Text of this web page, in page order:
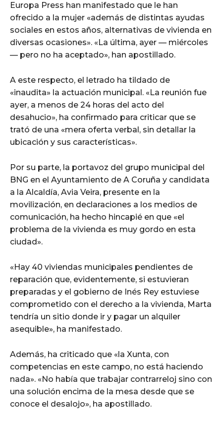
Europa Press han manifestado que le han
ofrecido a la mujer «además de distintas ayudas
sociales en estos años, alternativas de vivienda en
diversas ocasiones». «La última, ayer — miércoles
— pero no ha aceptado», han apostillado.
A este respecto, el letrado ha tildado de
«inaudita» la actuación municipal. «La reunión fue
ayer, a menos de 24 horas del acto del
desahucio», ha confirmado para criticar que se
trató de una «mera oferta verbal, sin detallar la
ubicación y sus características».
Por su parte, la portavoz del grupo municipal del
BNG en el Ayuntamiento de A Coruña y candidata
a la Alcaldía, Avia Veira, presente en la
movilización, en declaraciones a los medios de
comunicación, ha hecho hincapié en que «el
problema de la vivienda es muy gordo en esta
ciudad».
«Hay 40 viviendas municipales pendientes de
reparación que, evidentemente, si estuvieran
preparadas y el gobierno de Inés Rey estuviese
comprometido con el derecho a la vivienda, Marta
tendría un sitio donde ir y pagar un alquiler
asequible», ha manifestado.
Además, ha criticado que «la Xunta, con
competencias en este campo, no está haciendo
nada». «No había que trabajar contrarreloj sino con
una solución encima de la mesa desde que se
conoce el desalojo», ha apostillado.